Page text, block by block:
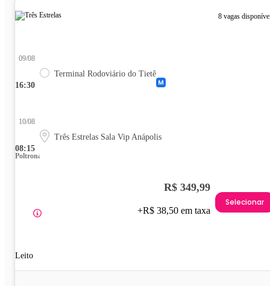
8 vagas
16:30
09/08
Terminal Rodoviário do Tietê
08:15
10/08
Três Estrelas Sala Vip Anápolis
Poltrona
Leito
R$ 349,99
+R$ 38,50 em taxa
Selecionar